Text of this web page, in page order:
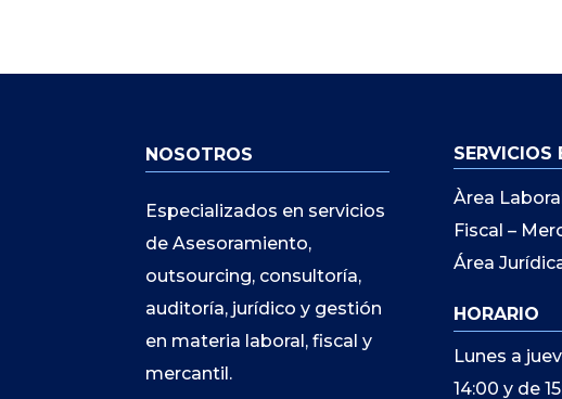
NOSOTROS
Especializados en servicios
de Asesoramiento,
outsourcing, consultoría,
auditoría, jurídico y gestión
en materia laboral, fiscal y
mercantil.
SERVICIOS
Àrea
Fiscal –
Área
HORARIO
Lunes a
14:00 y de